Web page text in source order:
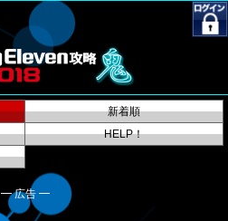
新着順
HELP！
━ 広告 ━